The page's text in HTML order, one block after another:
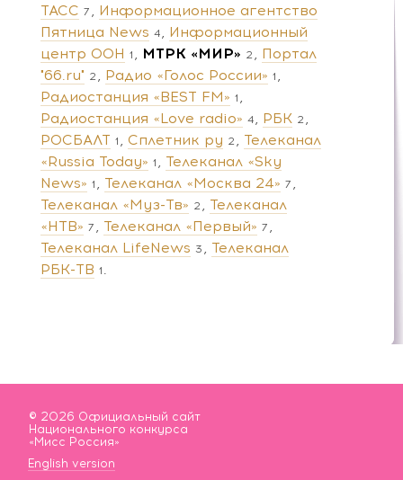
ТАСС 7
Информационное агентство
Пятница News 4
Информационный
центр ООН 1 МТРК «МИР» 2
Портал
"66.ru" 2 Радио «Голос России» 1
Радиостанция «BEST FM» 1
Радиостанция «Love radio» 4 РБК 2
РОСБАЛТ 1 Сплетник ру 2
Телеканал
«Russia Today» 1
Телеканал «Sky
News» 1 Телеканал «Москва 24» 7
Телеканал «Муз-Тв» 2
Телеканал
«НТВ» 7 Телеканал «Первый» 7
Телеканал LifeNews 3
Телеканал
РБК-ТВ 1
© 2026 Официальный сайт
Национального конкурса
«Мисс Россия»
English version